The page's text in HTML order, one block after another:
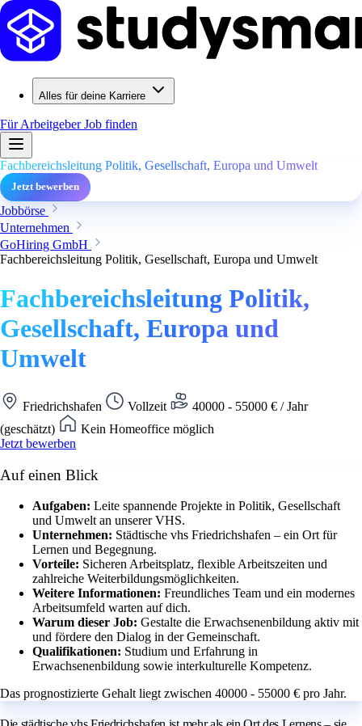
Alles für deine Karriere
Für ArbeitgeberJob finden
Fachbereichsleitung Politik, Gesellschaft, Europa und Umwelt
Jetzt bewerben
Jobbörse
Unternehmen
GoHiring GmbH
Fachbereichsleitung Politik, Gesellschaft, Europa und Umwelt
Fachbereichsleitung Politik,
Gesellschaft, Europa und
Umwelt
Friedrichshafen Vollzeit
40000 - 55000 € / Jahr
(geschätzt)
Kein Homeoffice möglich
Jetzt bewerben
Auf einen Blick
Aufgaben: Leite spannende Projekte in Politik, Gesellschaft
und Umwelt an unserer VHS.
Unternehmen: Städtische vhs Friedrichshafen – ein Ort für
Lernen und Begegnung.
Vorteile: Sicheren Arbeitsplatz, flexible Arbeitszeiten und
zahlreiche Weiterbildungsmöglichkeiten.
Weitere Informationen: Freundliches Team und ein modernes
Arbeitsumfeld warten auf dich.
Warum dieser Job: Gestalte die Erwachsenenbildung aktiv mit
und fördere den Dialog in der Gemeinschaft.
Qualifikationen: Studium und Erfahrung in
Erwachsenenbildung sowie interkulturelle Kompetenz.
Das prognostizierte Gehalt liegt zwischen 40000 - 55000 € pro Jahr.